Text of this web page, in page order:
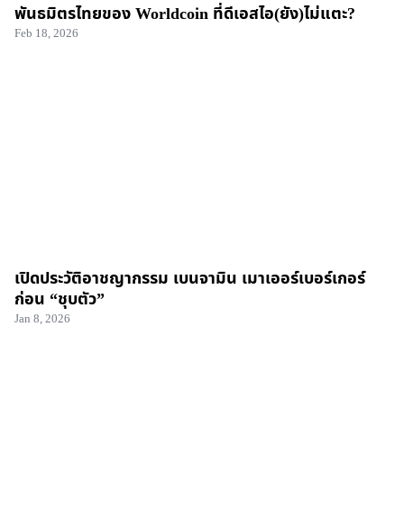
พันธมิตรไทยของ Worldcoin ที่ดีเอสไอ(ยัง)ไม่แตะ?
Feb 18, 2026
เปิดประวัติอาชญากรรม เบนจามิน เมาเออร์เบอร์เกอร์
ก่อน “ชุบตัว”
Jan 8, 2026